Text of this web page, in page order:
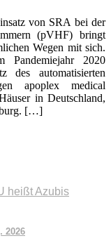
von SRA bei der
(pVHF) bringt
Wegen mit sich.
Pandemiejahr 2020
automatisierten
apoplex medical
in Deutschland,
[…]
heißt Azubis
2026